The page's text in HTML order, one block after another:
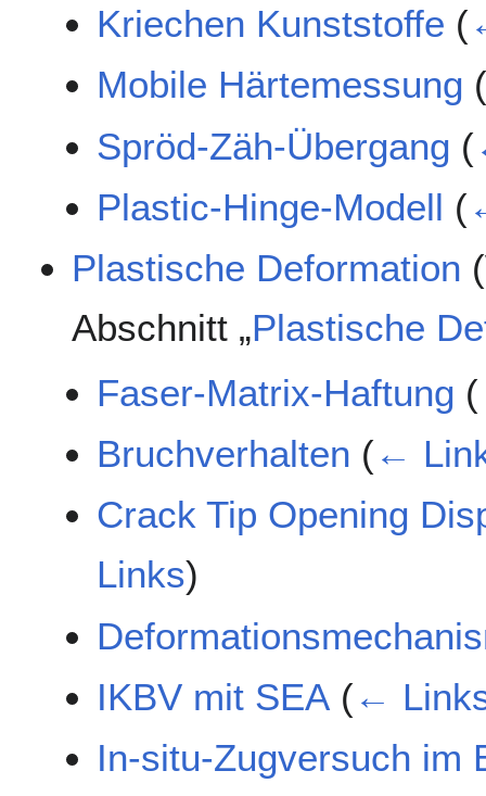
Kriechen Kunststoffe (
Mobile Härtemessung (
Spröd-Zäh-Übergang (
Plastic-Hinge-Modell (
Plastische Deformation
Abschnitt „Plastische
Faser-Matrix-Haftung (
Bruchverhalten (←
Crack Tip Opening
Links)
IKBV mit SEA (←
In-situ-Zugversuch im